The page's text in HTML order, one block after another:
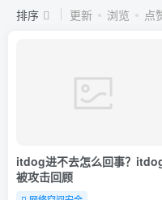
排序
更新 浏览 点
itdog进不去怎么回事？
被攻击回顾